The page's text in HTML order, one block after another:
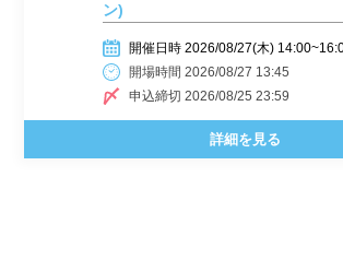
ン)
開催日時 2026/08/27(木)
開場時間 2026/08/27 13:45
申込締切 2026/08/25 23:59
詳細を見る